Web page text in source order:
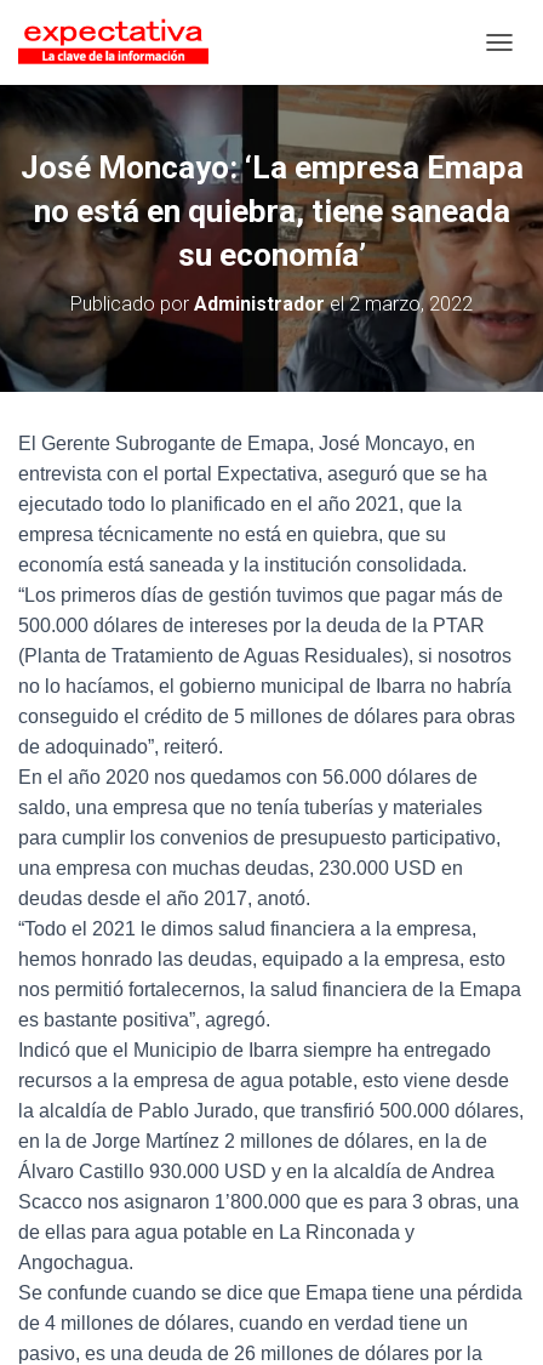
José Moncayo: ‘La empresa Emapa
no está en quiebra, tiene saneada
su economía’
Publicado por Administradorel2 marzo, 2022
El Gerente Subrogante de Emapa, José Moncayo, en
entrevista con el portal Expectativa, aseguró que se ha
ejecutado todo lo planificado en el año 2021, que la
empresa técnicamente no está en quiebra, que su
economía está saneada y la institución consolidada.
“Los primeros días de gestión tuvimos que pagar más de
500.000 dólares de intereses por la deuda de la PTAR
(Planta de Tratamiento de Aguas Residuales), si nosotros
no lo hacíamos, el gobierno municipal de Ibarra no habría
conseguido el crédito de 5 millones de dólares para obras
de adoquinado”, reiteró.
En el año 2020 nos quedamos con 56.000 dólares de
saldo, una empresa que no tenía tuberías y materiales
para cumplir los convenios de presupuesto participativo,
una empresa con muchas deudas, 230.000 USD en
deudas desde el año 2017, anotó.
“Todo el 2021 le dimos salud financiera a la empresa,
hemos honrado las deudas, equipado a la empresa, esto
nos permitió fortalecernos, la salud financiera de la Emapa
es bastante positiva”, agregó.
Indicó que el Municipio de Ibarra siempre ha entregado
recursos a la empresa de agua potable, esto viene desde
la alcaldía de Pablo Jurado, que transfirió 500.000 dólares,
en la de Jorge Martínez 2 millones de dólares, en la de
Álvaro Castillo 930.000 USD y en la alcaldía de Andrea
Scacco nos asignaron 1’800.000 que es para 3 obras, una
de ellas para agua potable en La Rinconada y
Angochagua.
Se confunde cuando se dice que Emapa tiene una pérdida
de 4 millones de dólares, cuando en verdad tiene un
pasivo, es una deuda de 26 millones de dólares por la